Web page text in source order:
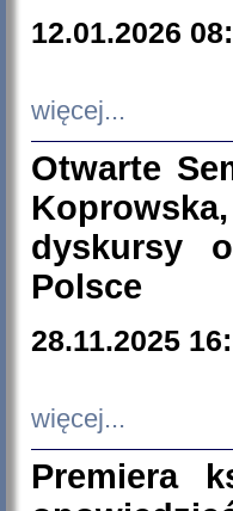
12.01.2026
więcej...
Otwarte
dyskursy
Polsce
28.11.2025
więcej...
Premiera